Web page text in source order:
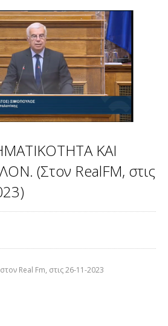
ΚΑΙ
(Στον RealFM, στις
Real Fm, στις 26-11-2023